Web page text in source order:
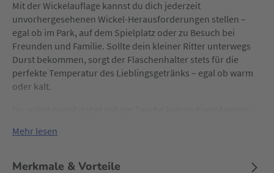
Mit der Wickelauflage kannst du dich jederzeit
unvorhergesehenen Wickel-Herausforderungen stellen –
egal ob im Park, auf dem Spielplatz oder zu Besuch bei
Freunden und Familie. Sollte dein kleiner Ritter unterwegs
Durst bekommen, sorgt der Flaschenhalter stets für die
perfekte Temperatur des Lieblingsgetränks – egal ob warm
oder kalt.
verstellbar und lassen sich individuell auf dich anpassen.
Cordsamt wird sie zudem zu einem stylischen Begleiter.
Mehr lesen
Merkmale & Vorteile